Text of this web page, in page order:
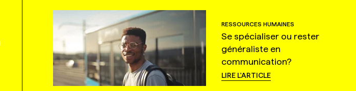
RESSOURCES HUMAINES
Se spécialiser ou rester
généraliste en
communication?
LIRE L'ARTICLE